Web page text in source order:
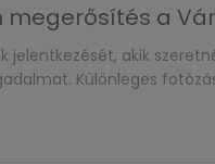
a
jelentkezését, akik
Különleges